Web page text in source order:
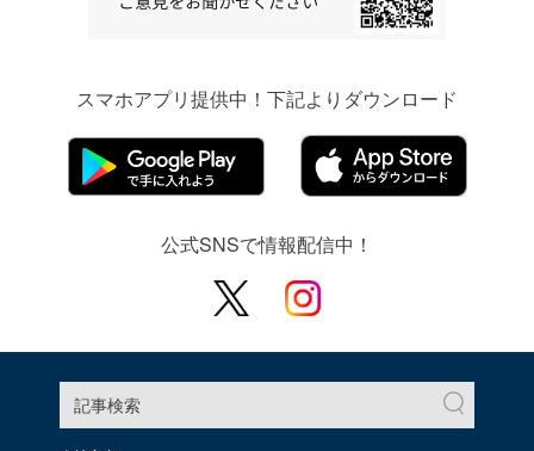
スマホアプリ提供中！下記よりダウンロード
公式SNSで情報配信中！
記事検索